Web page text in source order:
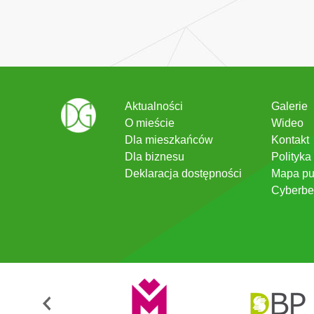
Aktualności
O mieście
Dla mieszkańców
Dla biznesu
Deklaracja dostępności
Galerie
Wideo
Kontakt
Mapa